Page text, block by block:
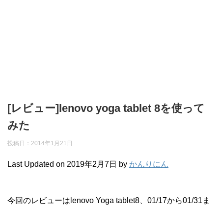
[レビュー]lenovo yoga tablet 8を使って
みた
投稿日：2014年1月21日
Last Updated on 2019年2月7日 by かんりにん
今回のレビューはlenovo Yoga tablet8、01/17から01/31ま